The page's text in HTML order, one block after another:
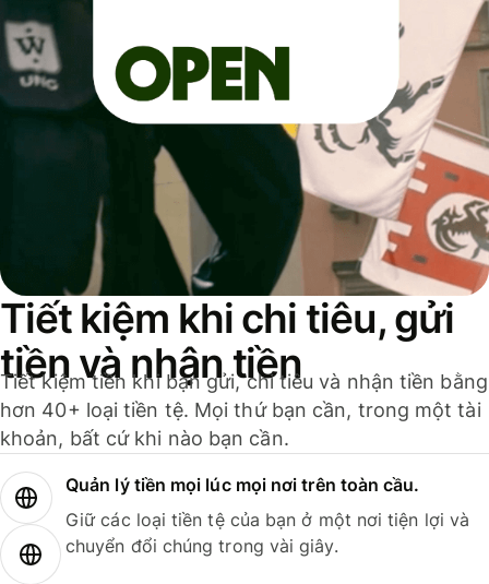
Tiết kiệm khi chi tiêu, gửi
tiền và nhận tiền
Tiết kiệm tiền khi bạn gửi, chi tiêu và nhận tiền bằng
hơn 40+ loại tiền tệ. Mọi thứ bạn cần, trong một tài
khoản, bất cứ khi nào bạn cần.
Quản lý tiền mọi lúc mọi nơi trên toàn cầu.
Giữ các loại tiền tệ của bạn ở một nơi tiện lợi và
chuyển đổi chúng trong vài giây.